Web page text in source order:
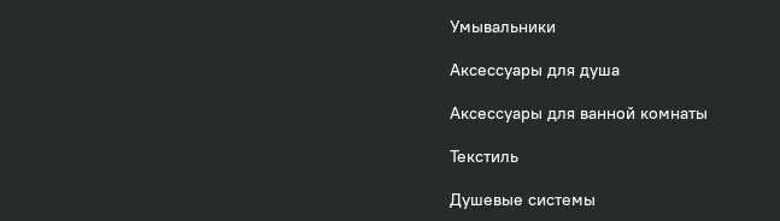
Умывальники
Аксессуары для душа
Аксессуары для ванной комнаты
Текстиль
Душевые системы